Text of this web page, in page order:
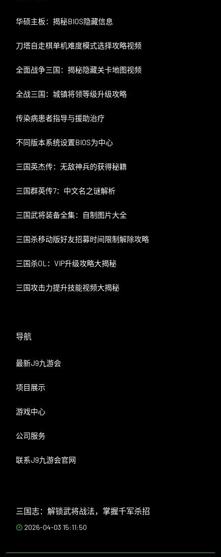
华硕主板：揭秘BIOS隐藏信息
刀塔自走棋单机难度模式选择攻略视频
全面战争三国：揭秘隐藏关卡地图视频
全战三国：城镇将领等级升级攻略
传染病患者指导与援助治疗
不同版本系统设置BIOS为中心
三国英杰传：无敌神兵的获得秘籍
三国群英传7：中文名之谜解析
三国武将装备全集：自制图片大全
三国杀移动版好友招募时间限制解除攻略
三国杀OL：VIP升级攻略大揭秘
三国攻击力提升技能视频大揭秘
导航
最新J9九游会
项目展示
游戏中心
公司服务
联系J9九游会官网
三国志：解锁武将战法，掌握千军杀招
2026-04-03 15:11:50